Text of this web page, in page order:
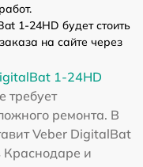
1-24HD будет стоить
на сайте через
1-24HD
требует
ремонта. В
Veber DigitalBat
Краснодаре и